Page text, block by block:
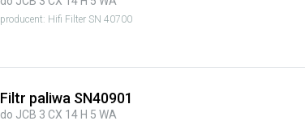
producent: Hifi Filter SN 40700
Filtr paliwa SN40901
do JCB 3 CX 14 H 5 WA